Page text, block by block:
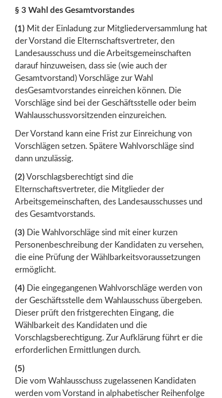
§ 3 Wahl des Gesamtvorstandes
(1) Mit der Einladung zur Mitgliederversammlung hat
der Vorstand die Elternschaftsvertreter, den
Landesausschuss und die Arbeitsgemeinschaften
darauf hinzuweisen, dass sie (wie auch der
Gesamtvorstand) Vorschläge zur Wahl
desGesamtvorstandes einreichen können. Die
Vorschläge sind bei der Geschäftsstelle oder beim
Wahlausschussvorsitzenden einzureichen.
Der Vorstand kann eine Frist zur Einreichung von
Vorschlägen setzen. Spätere Wahlvorschläge sind
dann unzulässig.
(2) Vorschlagsberechtigt sind die
Elternschaftsvertreter, die Mitglieder der
Arbeitsgemeinschaften, des Landesausschusses und
des Gesamtvorstands.
(3) Die Wahlvorschläge sind mit einer kurzen
Personenbeschreibung der Kandidaten zu versehen,
die eine Prüfung der Wählbarkeitsvoraussetzungen
ermöglicht.
(4) Die eingegangenen Wahlvorschläge werden von
der Geschäftsstelle dem Wahlausschuss übergeben.
Dieser prüft den fristgerechten Eingang, die
Wählbarkeit des Kandidaten und die
Vorschlagsberechtigung. Zur Aufklärung führt er die
erforderlichen Ermittlungen durch.
(5)
Die vom Wahlausschuss zugelassenen Kandidaten
werden vom Vorstand in alphabetischer Reihenfolge